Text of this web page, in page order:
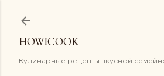
HOWICOOK
Кулинарные рецепты вкусной